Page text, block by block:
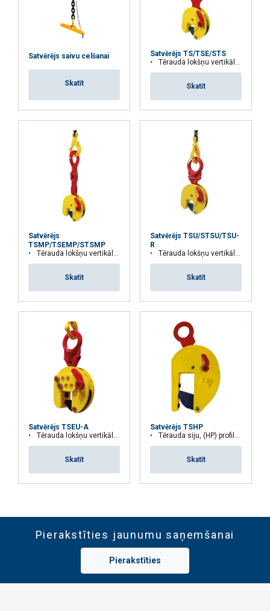
Satvērējs saivu celšanai
Skatīt
Satvērējs TS/TSE/STS
Tērauda lokšņu vertikālai celšanai
Skatīt
Satvērējs
TSMP/TSEMP/STSMP
Tērauda lokšņu vertikālai celšanai
Skatīt
Satvērējs TSU/STSU/TSU-
R
Tērauda lokšņu vertikālai, horizontālai celšanai un celšanai no sāniem
Skatīt
Satvērējs TSEU-A
Tērauda lokšņu vertikālai, horizontālai celšanai un celšanai no sāniem
Skatīt
Satvērējs TSHP
Tērauda siju, (HP) profilu vertikālai celšanai
Skatīt
Pierakstīties jaunumu saņemšanai
Pierakstīties
PIEKRIST VISIEM
ATTEIKTIES NO VISIEM
RĀDĪT DETAĻAS